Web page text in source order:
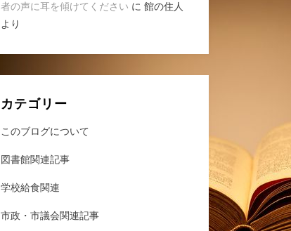
者の声に耳を傾けてください に 館の住人
より
カテゴリー
このブログについて
図書館関連記事
学校給食関連
市政・市議会関連記事